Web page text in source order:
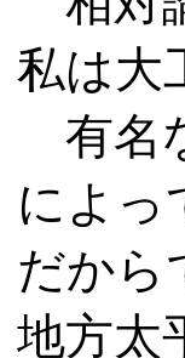
私は大
有名
によっ
だから
地方太